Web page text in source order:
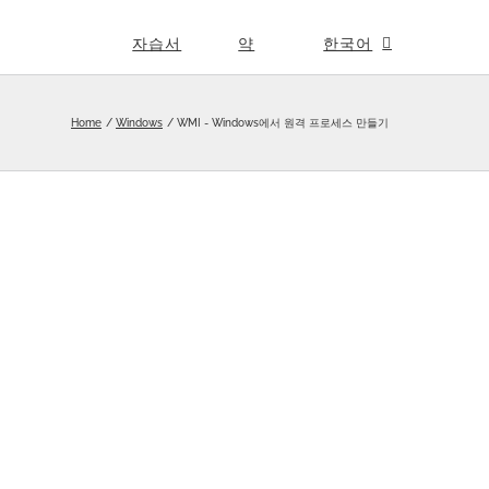
자습서 약 한국어
Home Windows WMI - Windows에서 원격 프로세스 만들기